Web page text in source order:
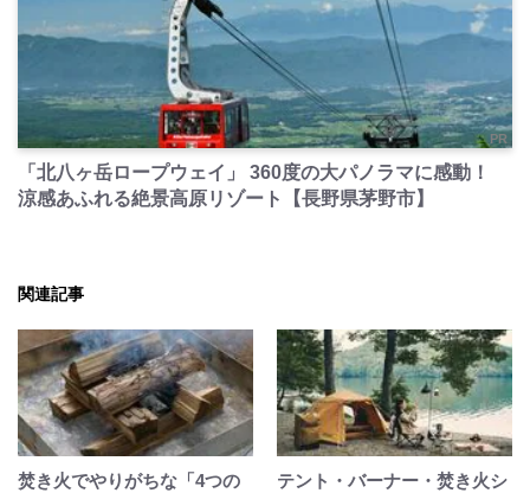
PR
「北八ヶ岳ロープウェイ」 360度の大パノラマに感動！
涼感あふれる絶景高原リゾート【長野県茅野市】
関連記事
焚き火でやりがちな「4つの テント・バーナー・焚き火シ